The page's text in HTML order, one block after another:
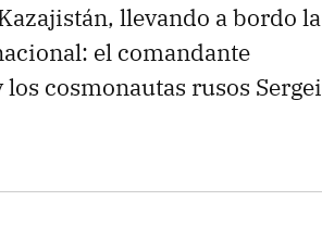
llevando a bordo la
el comandante
cosmonautas rusos Sergei